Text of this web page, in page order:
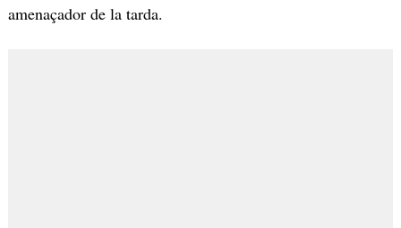
amenaçador de la tarda.